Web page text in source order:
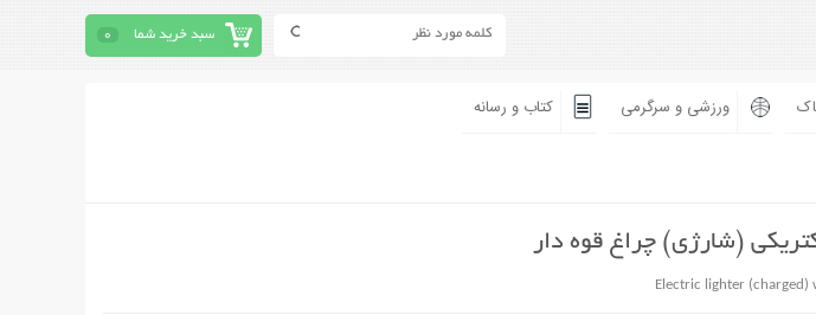
سبد خرید شما 0
ورزشی و سرگرمی کتاب و رسانه
(شارژی) چراغ قوه دار
Electric lighter (charged)